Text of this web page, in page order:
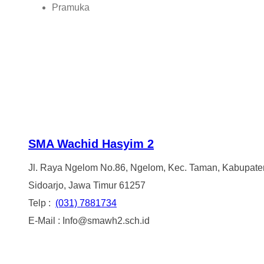
Pramuka
SMA Wachid Hasyim 2
Jl. Raya Ngelom No.86, Ngelom, Kec. Taman,
Sidoarjo, Jawa Timur 61257
Telp : (031) 7881734
E-Mail : Info@smawh2.sch.id